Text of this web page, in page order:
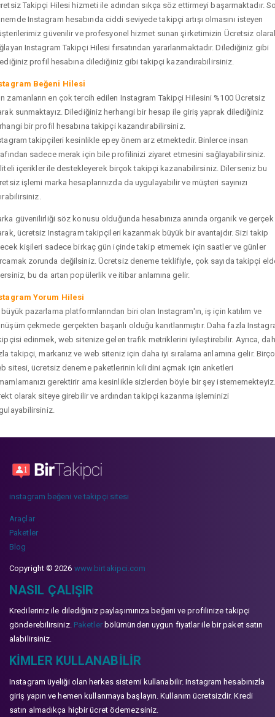
Takipçi Hilesi hizmeti ile adından sıkça söz ettirmeyi başarmaktadır.
Instagram hesabında ciddi seviyede takipçi artışı olmasını isteyen
güvenilir ve profesyonel hizmet sunan şirketimizin Ücretsiz
Instagram Takipçi Hilesi fırsatından yararlanmaktadır. Dilediğiniz gibi
profil hesabına dilediğiniz gibi takipçi kazandırabilirsiniz.
Beğeni Hilesi
zamanların en çok tercih edilen Instagram Takipçi Hilesini %100 Ücretsiz
sunmaktayız. Dilediğiniz herhangi bir hesap ile giriş yaprak dilediğiniz
bir profil hesabına takipçi kazandırabilirsiniz.
takipçileri kesinlikle epey önem arz etmektedir. Binlerce insan
sadece merak için bile profilinizi ziyaret etmesini sağlayabilirsiniz.
içerikler ile destekleyerek birçok takipçi kazanabilirsiniz. Dilerseniz bu
işlemi marka hesaplarınızda da uygulayabilir ve müşteri sayınızı
güvenilirliği söz konusu olduğunda hesabınıza anında organik ve gerçek
ücretsiz Instagram takipçileri kazanmak büyük bir avantajdır. Sizi takip
kişileri sadece birkaç gün içinde takip etmemek için saatler ve günler
zorunda değilsiniz. Ücretsiz deneme teklifiyle, çok sayıda takipçi
bu da artan popülerlik ve itibar anlamına gelir.
Yorum Hilesi
büyük pazarlama platformlarından biri olan Instagram'ın, iş için katılım ve
çekmede gerçekten başarılı olduğu kanıtlanmıştır. Daha fazla
edinmek, web sitenize gelen trafik metriklerini iyileştirebilir. Ayrıca,
takipçi, markanız ve web siteniz için daha iyi sıralama anlamına gelir.
sitesi, ücretsiz deneme paketlerinin kilidini açmak için anketleri
gerektirir ama kesinlikle sizlerden böyle bir şey istememekteyiz.
olarak siteye girebilir ve ardından takipçi kazanma işleminizi
instagram beğeni ve takipçi sitesi
Araçlar
Paketler
Blog
Copyright © 2026 www.birtakipci.com
NASIL ÇALIŞIR
Kredileriniz ile dilediğiniz paylaşımınıza beğeni ve profilinize takipçi
gönderebilirsiniz. Paketlerbölümünden uygun fiyatlar ile bir paket satın
alabilirsiniz.
KIMLER KULLANABILIR
Instagram üyeliği olan herkes sistemi kullanabilir. Instagram hesabınızla
giriş yapın ve hemen kullanmaya başlayın. Kullanım ücretsizdir. Kredi
satın almadıkça hiçbir ücret ödemezsiniz.